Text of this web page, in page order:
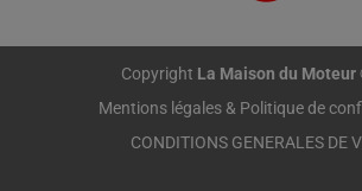
Copyright La Maison du Moteur
Mentions légales & Politique de
CONDITIONS GENERALES DE